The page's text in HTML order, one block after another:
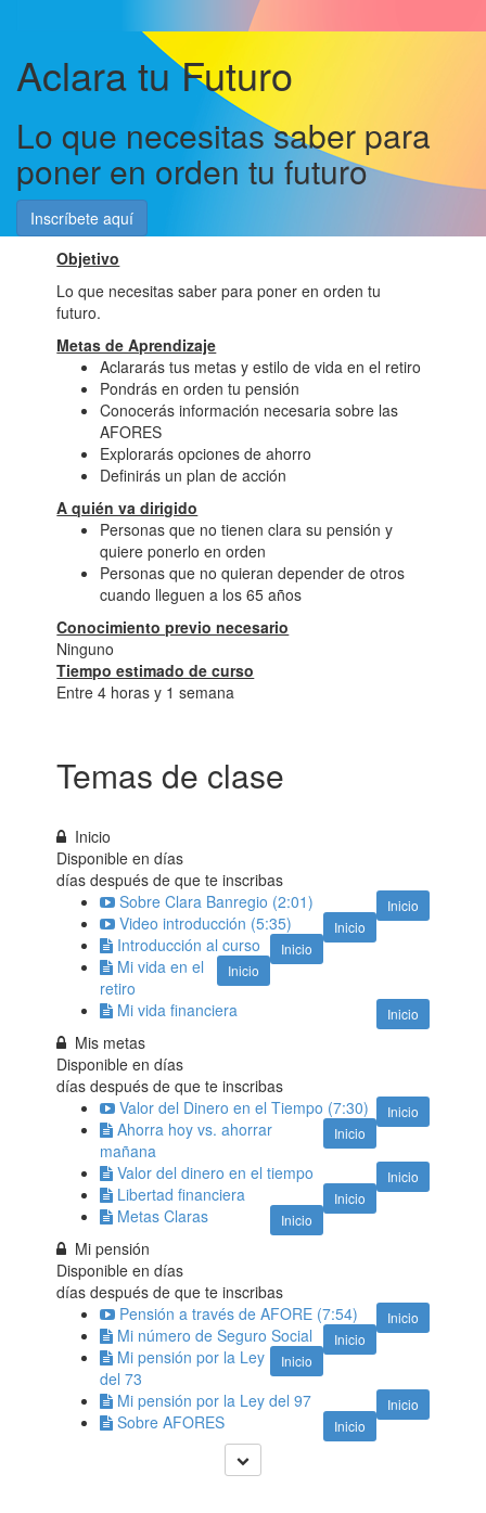
Aclara tu Futuro
Lo que necesitas saber para
poner en orden tu futuro
Inscríbete aquí
Objetivo
Lo que necesitas saber para poner en orden tu
futuro.
Metas de Aprendizaje
Aclararás tus metas y estilo de vida en el retiro
Pondrás en orden tu pensión
Conocerás información necesaria sobre las
AFORES
Explorarás opciones de ahorro
Definirás un plan de acción
A quién va dirigido
Personas que no tienen clara su pensión y
quiere ponerlo en orden
Personas que no quieran depender de otros
cuando lleguen a los 65 años
Conocimiento previo necesario
Ninguno
Tiempo estimado de curso
Entre 4 horas y 1 semana
Temas de clase
Inicio
Disponible endías
días después de que te inscribas
Inicio
Sobre Clara Banregio (2:01)
Inicio
Video introducción (5:35)
Inicio
Introducción al curso
Inicio
Mi vida en el
retiro
Inicio
Mi vida financiera
Mis metas
Disponible endías
días después de que te inscribas
Inicio
Valor del Dinero en el Tiempo (7:30)
Inicio
Ahorra hoy vs. ahorrar
mañana
Inicio
Valor del dinero en el tiempo
Inicio
Libertad financiera
Inicio
Metas Claras
Mi pensión
Disponible endías
días después de que te inscribas
Inicio
Pensión a través de AFORE (7:54)
Inicio
Mi número de Seguro Social
Inicio
Mi pensión por la Ley
del 73
Inicio
Mi pensión por la Ley del 97
Inicio
Sobre AFORES